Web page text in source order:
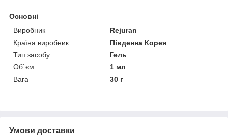
Основні
Виробник
Rejuran
Країна виробник
Південна Корея
Тип засобу
Гель
Об`єм
1 мл
Вага
30 г
Умови доставки